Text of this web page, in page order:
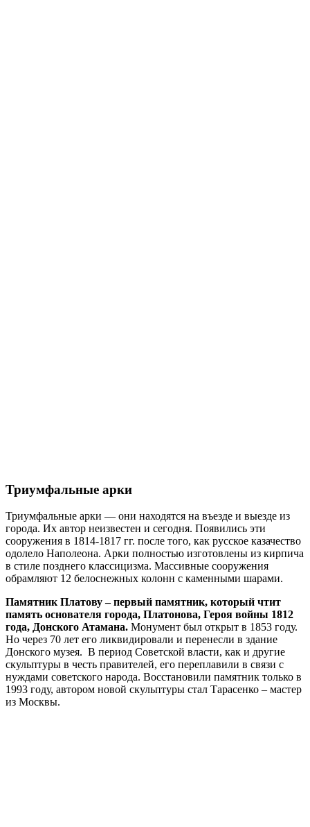
Триумфальные арки
Триумфальные арки — они находятся на въезде и выезде из
города. Их автор неизвестен и сегодня. Появились эти
сооружения в 1814-1817 гг. после того, как русское казачество
одолело Наполеона. Арки полностью изготовлены из кирпича
в стиле позднего классицизма. Массивные сооружения
обрамляют 12 белоснежных колонн с каменными шарами.
Памятник Платову – первый памятник, который чтит
память основателя города, Платонова, Героя войны 1812
года, Донского Атамана. Монумент был открыт в 1853 году.
Но через 70 лет его ликвидировали и перенесли в здание
Донского музея. В период Советской власти, как и другие
скульптуры в честь правителей, его переплавили в связи с
нуждами советского народа. Восстановили памятник только в
1993 году, автором новой скульптуры стал Тарасенко – мастер
из Москвы.